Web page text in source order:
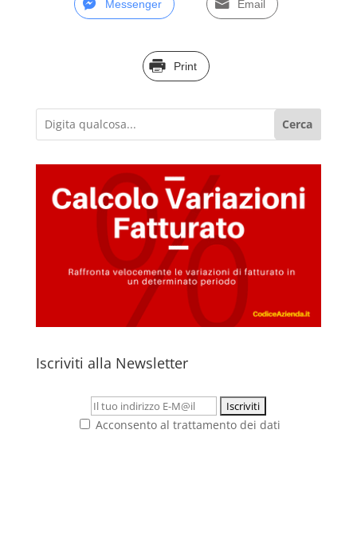
Messenger Email
Print
Cerca
Iscriviti alla Newsletter
Acconsento al trattamento dei dati